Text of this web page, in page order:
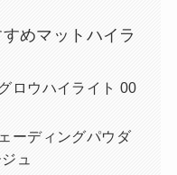
めマットハイラ
ロウハイライト 00
ーディングパウダ
ュ